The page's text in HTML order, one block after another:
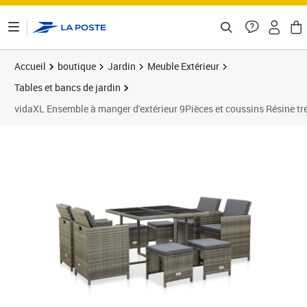
Accueil boutique Jardin
Meuble Extérieur
Tables et bancs de jardin
vidaXL Ensemble à manger d'extérieur 9Pièces et coussins Résine